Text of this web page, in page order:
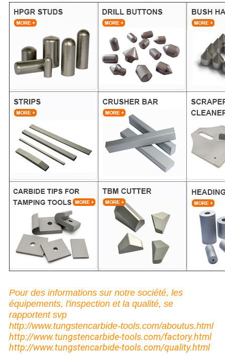
Pour des informations sur notre société, les
équipements, l'inspection et la qualité, se
rapportent svp
http://www.tungstencarbide-tools.com/aboutus.html
http://www.tungstencarbide-tools.com/factory.html
http://www.tungstencarbide-tools.com/quality.html